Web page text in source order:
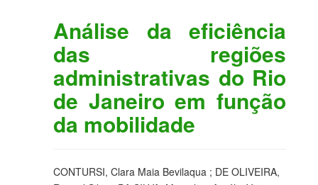
Análise da eficiência
das regiões
administrativas do Rio
de Janeiro em função
da mobilidade
CONTURSI, Clara Maia Bevilaqua ; DE OLIVEIRA,